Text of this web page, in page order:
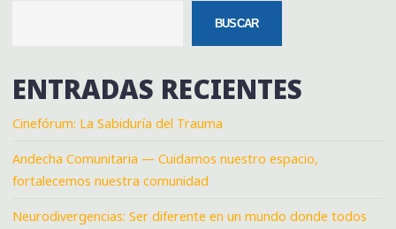
BUSCAR
ENTRADAS RECIENTES
Cinefórum: La Sabiduría del Trauma
Andecha Comunitaria — Cuidamos nuestro espacio,
fortalecemos nuestra comunidad
Neurodivergencias: Ser diferente en un mundo donde todos